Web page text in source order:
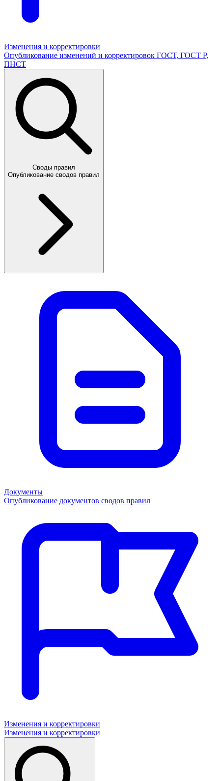
Изменения и корректировки
Опубликование изменений и корректировок ГОСТ, ГОСТ Р,
ПНСТ
Своды правил
Опубликование сводов правил
Документы
Опубликование документов сводов правил
Изменения и корректировки
Изменения и корректировки